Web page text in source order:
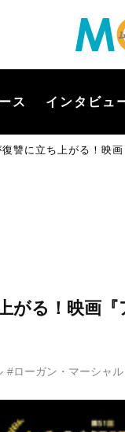
ス インタビュ
讐に立ち上がる！映
がる！映画
#ローガン・マーシャ